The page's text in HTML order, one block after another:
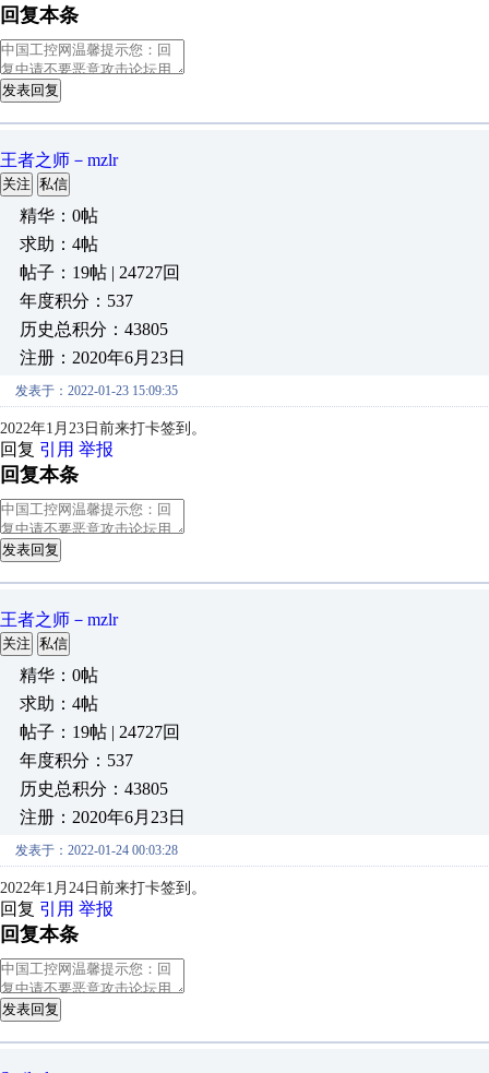
回复本条
发表回复
王者之师－mzlr
关注 私信
精华：0帖
求助：4帖
帖子：19帖 | 24727回
年度积分：537
历史总积分：43805
注册：2020年6月23日
发表于：2022-01-23 15:09:35
2022年1月23日前来打卡签到。
回复 引用 举报
回复本条
发表回复
王者之师－mzlr
关注 私信
精华：0帖
求助：4帖
帖子：19帖 | 24727回
年度积分：537
历史总积分：43805
注册：2020年6月23日
发表于：2022-01-24 00:03:28
2022年1月24日前来打卡签到。
回复 引用 举报
回复本条
发表回复